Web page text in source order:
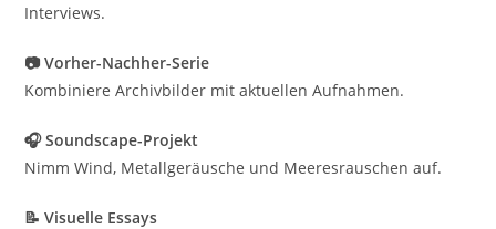
Interviews.
📷 Vorher-Nachher-Serie
Kombiniere Archivbilder mit aktuellen Aufnahmen.
🎧 Soundscape-Projekt
Nimm Wind, Metallgeräusche und Meeresrauschen auf.
📝 Visuelle Essays